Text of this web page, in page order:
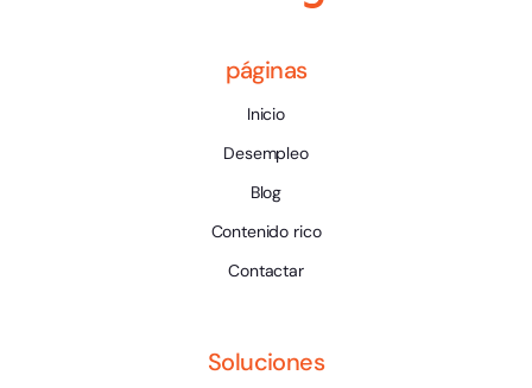
páginas
Inicio
Desempleo
Blog
Contenido rico
Contactar
Soluciones